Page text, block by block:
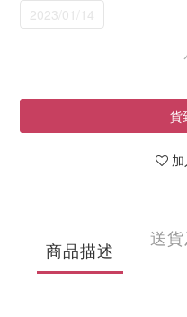
2023/01/14
貨
商品描述
送